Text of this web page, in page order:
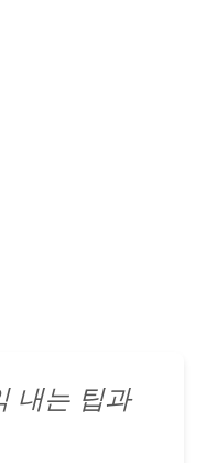
내는 팁과